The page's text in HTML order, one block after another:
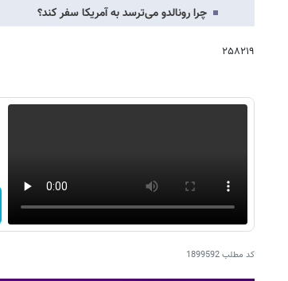
چرا رونالدو می‌ترسد به آمریکا سفر کند؟
۲۵۸۲۱۹
کد مطلب1899592